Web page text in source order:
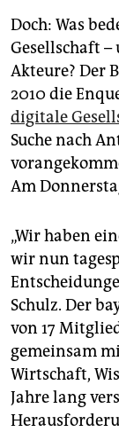
Doch: Was
Gesellschaft
Akteure? Der
2010 die
digitale
Suche nach
Am
„Wir haben
wir nun
Schulz. Der
von 17
gemeinsam
Wirtschaft,
Jahre lang